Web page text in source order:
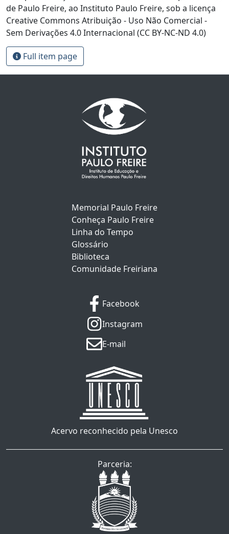
de Paulo Freire, ao Instituto Paulo Freire, sob a licença
Creative Commons Atribuição - Uso Não Comercial -
Sem Derivações 4.0 Internacional (CC BY-NC-ND 4.0)
Full item page
Memorial Paulo Freire
Conheça Paulo Freire
Linha do Tempo
Glossário
Biblioteca
Comunidade Freiriana
Facebook
Instagram
E-mail
Acervo reconhecido pela Unesco
Parceria: